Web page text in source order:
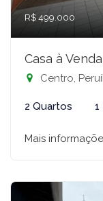
R$ 499.000
Casa à
Centro,
2 Quartos 1
Mais